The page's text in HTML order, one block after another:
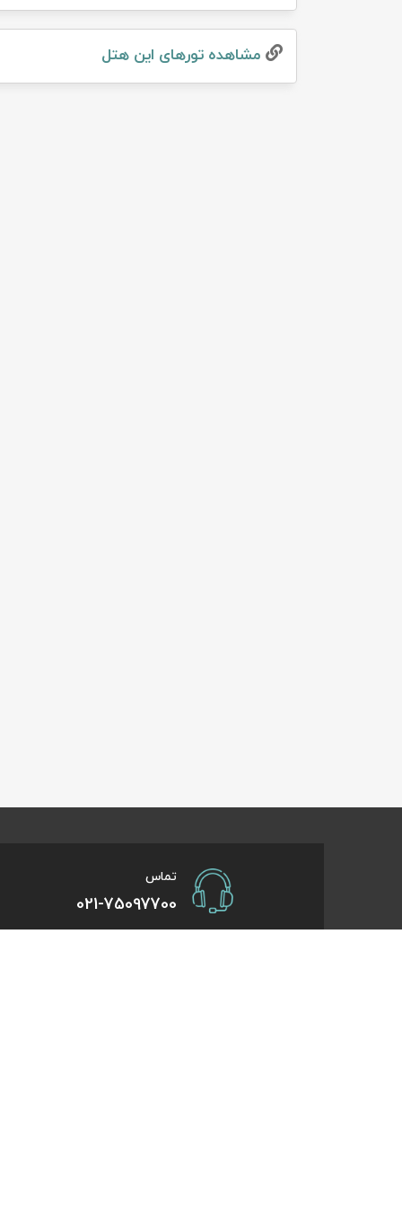
مشاهده تور‌های این هتل
تماس
021-75097700